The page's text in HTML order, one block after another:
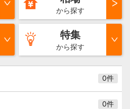
から探す
特集
から探す
0件
0件